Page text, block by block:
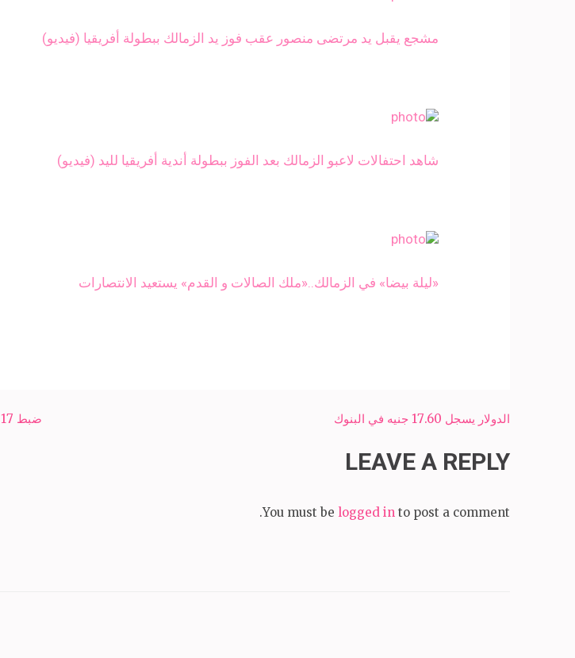
مشجع يقبل يد مرتضى منصور عقب فوز يد الزمالك ببطولة أفريقيا (فيديو)
شاهد احتفالات لاعبو الزمالك بعد الفوز ببطولة أندية أفريقيا لليد (فيديو)
«ليلة بيضا» في الزمالك..«ملك الصالات و القدم» يستعيد الانتصارات
Post
ضبط 17 قطعة سلاح و1500 جرام بانجو في قنا الدولار يسجل 17.60 جنيه في البنوك
LEAVE A REPLY
You must be logged in to post a comment.